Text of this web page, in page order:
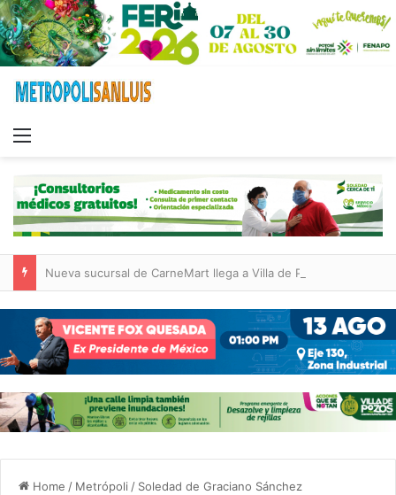
Home / Metrópoli / Soledad de Graciano Sánchez